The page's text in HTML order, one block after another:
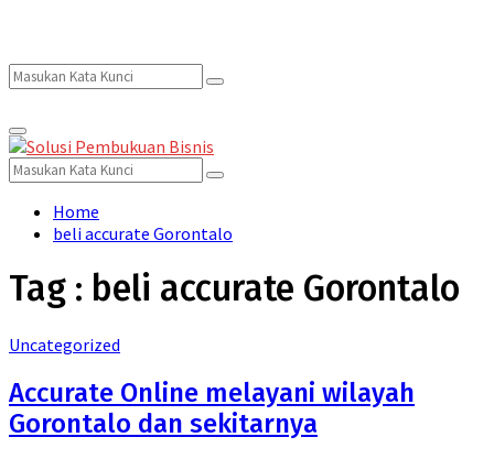
Search
for:
Search
Primary
Menu
Search
for:
Search
Home
beli accurate Gorontalo
Tag : beli accurate Gorontalo
Uncategorized
Accurate Online melayani wilayah
Gorontalo dan sekitarnya